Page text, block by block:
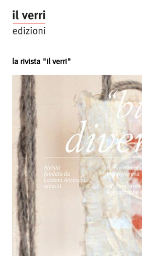
la rivista "il verri"